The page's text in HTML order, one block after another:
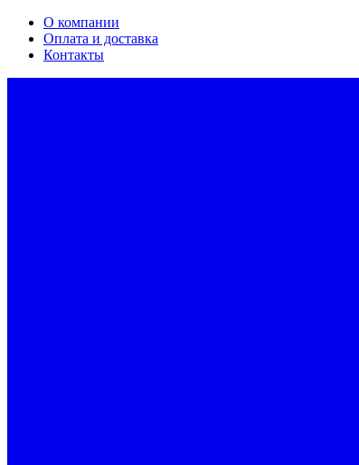
О компании
Оплата и доставка
Контакты